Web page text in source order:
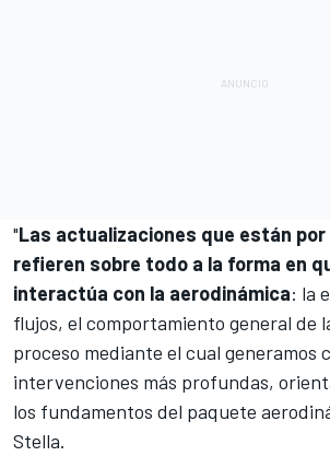
"Las actualizaciones que están por
refieren sobre todo a la forma en
interactúa con la aerodinámica: la
flujos, el comportamiento general de
proceso mediante el cual generamos
intervenciones más profundas,
los fundamentos del paquete
Stella.